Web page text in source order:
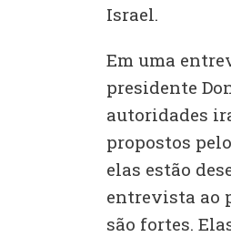
Israel.
Em uma
presidente
autoridades
propostos
elas estão
entrevista ao
são fortes.